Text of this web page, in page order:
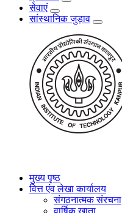
सेवाएं
सांस्थानिक जुड़ाव
मुख्य पृष्ठ
वित्त एंव लेखा कार्यालय
संगठनात्मक संरचना